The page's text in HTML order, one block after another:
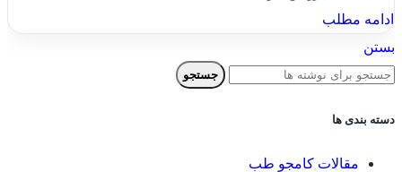
ادامه مطلب
بستن
جستجو
دسته بندی ها
مقالات کامجو طب